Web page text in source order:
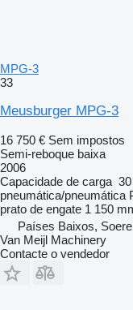
MPG-3
33
Meusburger MPG-3
16 750 € Sem impostos
Semi-reboque baixa
2006
Capacidade de carga
pneumática/pneumática
prato de engate 1 150
Países Baixos,
Van Meijl Machinery
Contacte o vendedor